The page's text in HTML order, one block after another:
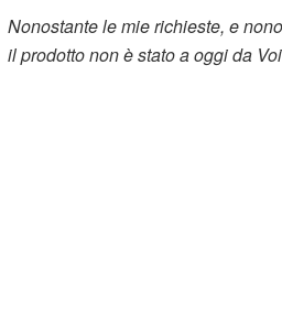
Nonostante le mie richieste, e
il prodotto non è stato a oggi da